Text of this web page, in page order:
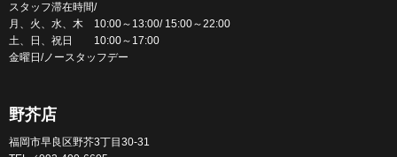
スタッフ滞在時間/
月、火、水、木 10:00～13:00/ 15:00～22:00
土、日、祝日 10:00～17:00
金曜日/ノースタッフデー
野芥店
福岡市早良区野芥3丁目30-31